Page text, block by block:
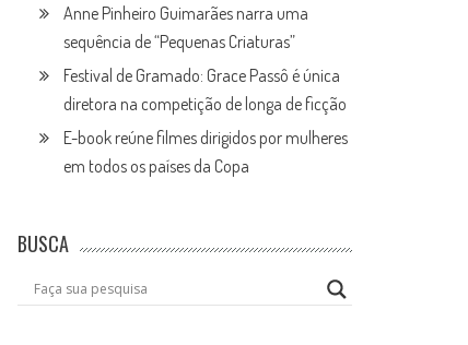
Anne Pinheiro Guimarães narra uma
sequência de “Pequenas Criaturas”
Festival de Gramado: Grace Passô é única
diretora na competição de longa de ficção
E-book reúne filmes dirigidos por mulheres
em todos os países da Copa
BUSCA